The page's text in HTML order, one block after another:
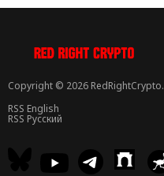
Copyright © 2026 RedRightCrypto.
RSS English
RSS Русский